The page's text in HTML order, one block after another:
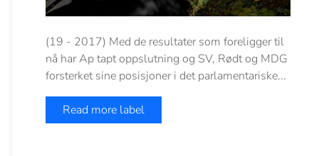
(19 - 2017) Med de resultater som foreligger til
nå har Ap tapt oppslutning og SV, Rødt og MDG
forsterket sine posisjoner i det parlamentariske...
Read more label